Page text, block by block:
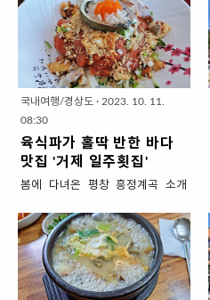
국내여행/경상도 · 2023. 10. 11.
08:30
육식파가 홀딱 반한 바다
맛집 '거제 일주횟집'
봄에 다녀온 평창 흥정계곡 소개
흥정계곡 물놀이하기 느므~ 좋은
곳인데.. 내년 여름을 노려서 언젠가
소개해보겠습니다. 저는 뭐든~ 독
만 타지 않았다면 잘 먹는 뇨자입니